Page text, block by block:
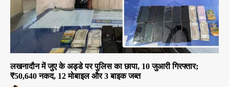
लखनादौन में जुए के अड्डे पर पुलिस का छापा, 10 जुआरी गिरफ्तार;
₹50,640 नकद, 12 मोबाइल और 3 बाइक जब्त